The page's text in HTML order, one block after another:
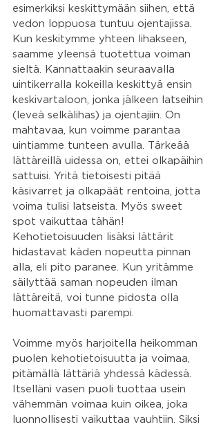
esimerkiksi keskittymään siihen, että
vedon loppuosa tuntuu ojentajissa.
Kun keskitymme yhteen lihakseen,
saamme yleensä tuotettua voiman
sieltä. Kannattaakin seuraavalla
uintikerralla kokeilla keskittyä ensin
keskivartaloon, jonka jälkeen latseihin
(leveä selkälihas) ja ojentajiin. On
mahtavaa, kun voimme parantaa
uintiamme tunteen avulla. Tärkeää
lättäreillä uidessa on, ettei olkapäihin
sattuisi. Yritä tietoisesti pitää
käsivarret ja olkapäät rentoina, jotta
voima tulisi latseista. Myös sweet
spot vaikuttaa tähän!
Kehotietoisuuden lisäksi lättärit
hidastavat käden nopeutta pinnan
alla, eli pito paranee. Kun yritämme
säilyttää saman nopeuden ilman
lättäreitä, voi tunne pidosta olla
huomattavasti parempi.
Voimme myös harjoitella heikomman
puolen kehotietoisuutta ja voimaa,
pitämällä lättäriä yhdessä kädessä.
Itselläni vasen puoli tuottaa usein
vähemmän voimaa kuin oikea, joka
luonnollisesti vaikuttaa vauhtiin. Siksi